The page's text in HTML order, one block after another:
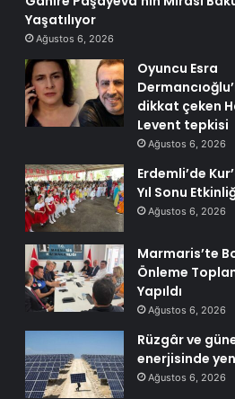
Yaşatılıyor
Ağustos 6, 2026
Oyuncu Esra
dikkat çeken
Levent tepkisi
Ağustos 6, 2026
Erdemli’de
Yıl Sonu
Ağustos 6, 2026
Marmaris’te
Önleme
Yapıldı
Ağustos 6, 2026
Rüzgâr ve
enerjisinde
Ağustos 6, 2026